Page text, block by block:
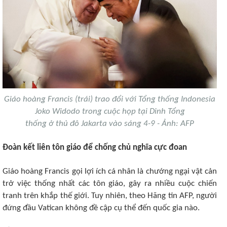
Giáo hoàng Francis (trái) trao đổi với Tổng thống Indonesia
Joko Widodo trong cuộc họp tại Dinh Tổng
thống ở thủ đô Jakarta vào sáng 4-9 - Ảnh: AFP
Đoàn kết liên tôn giáo để chống chủ nghĩa cực đoan
Giáo hoàng Francis gọi lợi ích cá nhân là chướng ngại vật cản
trở việc thống nhất các tôn giáo, gây ra nhiều cuộc chiến
tranh trên khắp thế giới. Tuy nhiên, theo Hãng tin AFP, người
đứng đầu Vatican không đề cập cụ thể đến quốc gia nào.